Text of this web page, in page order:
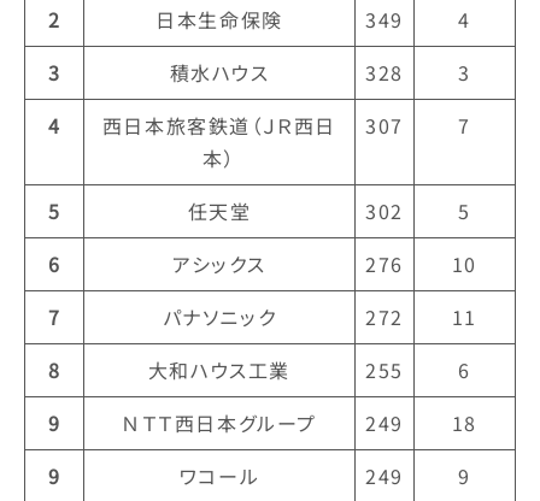
2
日本生命保険 349
4
3
積水ハウス 328
3
4
西日本旅客鉄道（ＪＲ西日
本）
307 7
5 任天堂 302
5
6
アシックス 276
10
7
パナソニック 272
11
8
大和ハウス工業 255
6
9
ＮＴＴ西日本グループ 249
18
9
ワコール 249 9